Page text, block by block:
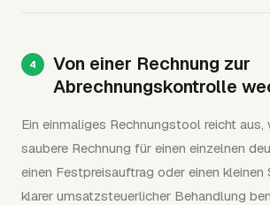
Von einer Rechnung zur
Abrechnungskontrolle
Ein einmaliges Rechnungstool reicht aus,
saubere Rechnung für einen einzelnen
einen Festpreisauftrag oder einen
klarer umsatzsteuerlicher Behandlung